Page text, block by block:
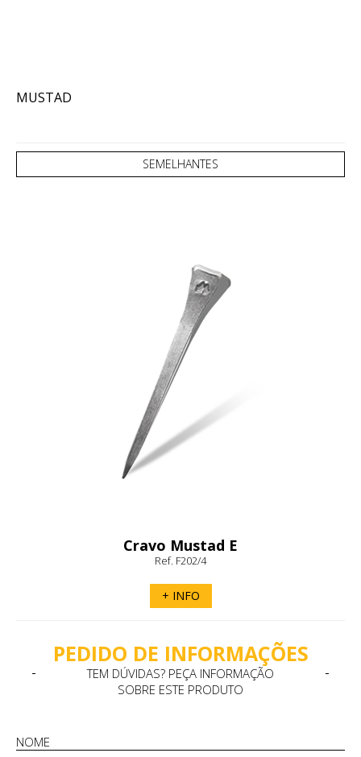
MUSTAD
SEMELHANTES
Cravo Mustad E
Ref. F202/4
+ INFO
PEDIDO DE INFORMAÇÕES
TEM DÚVIDAS? PEÇA INFORMAÇÃO
SOBRE ESTE PRODUTO